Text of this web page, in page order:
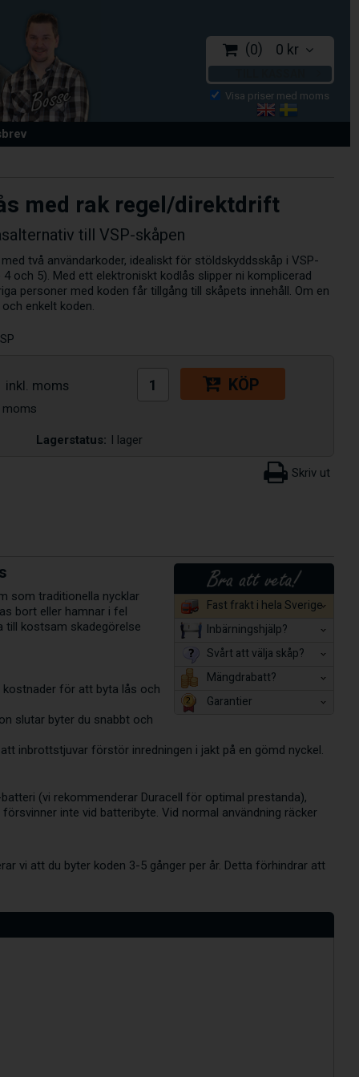
0 0 kr
med rak regel/direktdrift
till VSP-skåpen
två användarkoder, idealiskt för stöldskyddsskåp i VSP-
och 5). Med ett elektroniskt kodlås slipper ni komplicerad
personer med koden får tillgång till skåpets innehåll. Om en
enkelt koden.
KÖP
Lagerstatus: I lager
Fast frakt i hela Sverige
Inbärningshjälp?
Svårt att välja skåp?
Mängdrabatt?
Garantier
som traditionella nycklar
bort eller hamnar i fel
till kostsam skadegörelse
kostnader för att byta lås och
slutar byter du snabbt och
inbrottstjuvar förstör inredningen i jakt på en gömd nyckel.
(vi rekommenderar Duracell för optimal prestanda),
inte vid batteribyte. Vid normal användning räcker
vi att du byter koden 3-5 gånger per år. Detta förhindrar att